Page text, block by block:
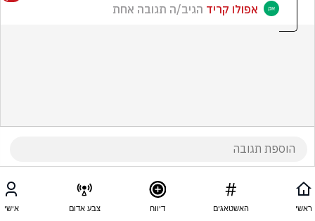
אפולו קריד הגיב/ה תגובה אחת
ראשי האשטאגים דיווח צבע אדום אישי